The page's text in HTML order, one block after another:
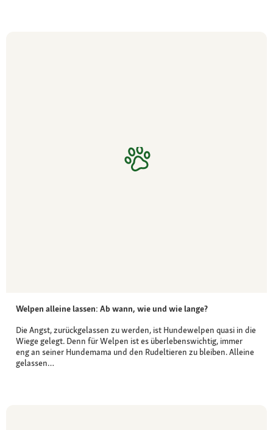
Welpen alleine lassen: Ab wann, wie und wie lange?
Die Angst, zurückgelassen zu werden, ist Hundewelpen quasi in die
Wiege gelegt. Denn für Welpen ist es überlebenswichtig, immer
eng an seiner Hundemama und den Rudeltieren zu bleiben. Alleine
gelassen…